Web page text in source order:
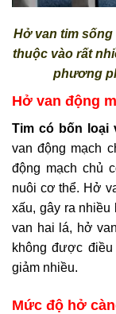
Hở van tim sống
thuộc vào rất
phương
Hở van động
Tim có bốn loại
van động mạch
động mạch chủ
nuôi cơ thể. Hở
xấu, gây ra
van hai lá, hở
không được
giảm nhiều.
Mức độ hở